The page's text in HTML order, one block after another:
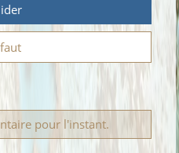
pour l'instant.